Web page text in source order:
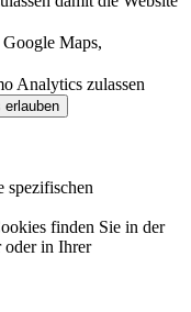
Maps,
Analytics zulassen
spezifischen
finden Sie in der
oder in Ihrer